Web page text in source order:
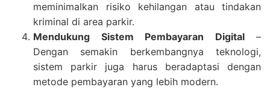
meminimalkan risiko kehilangan atau tindakan
kriminal di area parkir.
Mendukung Sistem Pembayaran Digital–
Dengan semakin berkembangnya teknologi,
sistem parkir juga harus beradaptasi dengan
metode pembayaran yang lebih modern.